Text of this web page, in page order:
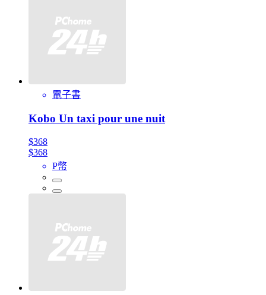
電子書
Kobo Un taxi pour une nuit
$368
$368
P幣